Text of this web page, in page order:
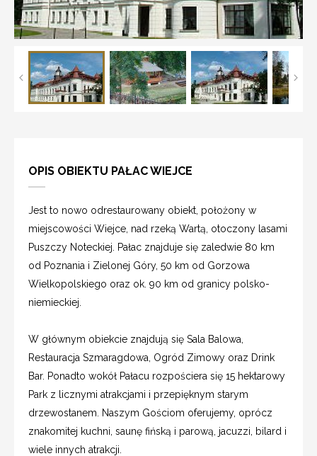
OPIS OBIEKTU PAŁAC WIEJCE
Jest to nowo odrestaurowany obiekt, położony w
miejscowości Wiejce, nad rzeką Wartą, otoczony lasami
Puszczy Noteckiej. Pałac znajduje się zaledwie 80 km
od Poznania i Zielonej Góry, 50 km od Gorzowa
Wielkopolskiego oraz ok. 90 km od granicy polsko-
niemieckiej.
W głównym obiekcie znajdują się Sala Balowa,
Restauracja Szmaragdowa, Ogród Zimowy oraz Drink
Bar. Ponadto wokół Pałacu rozpościera się 15 hektarowy
Park z licznymi atrakcjami i przepięknym starym
drzewostanem. Naszym Gościom oferujemy, oprócz
znakomitej kuchni, saunę fińską i parową, jacuzzi, bilard i
wiele innych atrakcji.